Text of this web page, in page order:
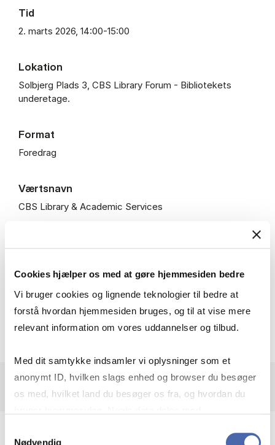
Cookies hjælper os med at gøre hjemmesiden bedre
Vi bruger cookies og lignende teknologier til bedre at
forstå hvordan hjemmesiden bruges, og til at vise mere
relevant information om vores uddannelser og tilbud.
Med dit samtykke indsamler vi oplysninger som et
anonymt ID, hvilken slags enhed og browser du besøger
os med, hvilket land du besøger os fra, og hvordan du
Nødvendig
Tid
2. marts 2026, 14:00-15:00
Lokation
Solbjerg Plads 3, CBS Library Forum - Bibliotekets
underetage.
Format
Foredrag
Værtsnavn
CBS Library & Academic Services
Pris
Gratis, ingen tilmelding
Emner